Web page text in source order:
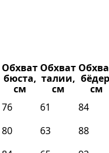
Обхват
бюста,
см
Обхват
талии,
см
см
76 61
84
80 63
88